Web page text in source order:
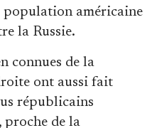
population américaine
la Russie.
connues de la
ont aussi fait
républicains
, proche de la